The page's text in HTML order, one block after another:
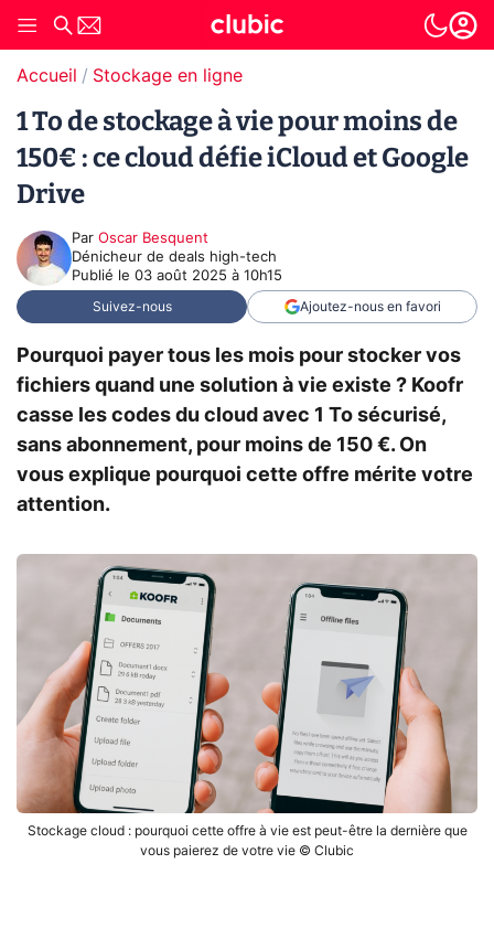
Accueil Stockage en ligne
1 To de stockage à vie pour moins de
150€ : ce cloud défie iCloud et Google
Drive
Par Oscar Besquent
Dénicheur de deals high-tech
Publié le 03 août 2025 à 10h15
Suivez-nous Ajoutez-nous en favori
Pourquoi payer tous les mois pour stocker vos
fichiers quand une solution à vie existe ? Koofr
casse les codes du cloud avec 1 To sécurisé,
sans abonnement, pour moins de 150 €. On
vous explique pourquoi cette offre mérite votre
attention.
Stockage cloud : pourquoi cette offre à vie est peut-être la dernière que
vous paierez de votre vie © Clubic